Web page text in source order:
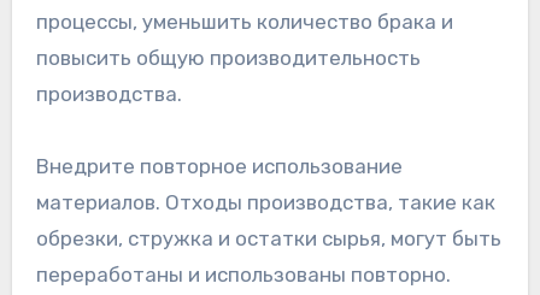
процессы, уменьшить количество брака и
повысить общую производительность
производства.
Внедрите повторное использование
материалов. Отходы производства, такие как
обрезки, стружка и остатки сырья, могут быть
переработаны и использованы повторно.